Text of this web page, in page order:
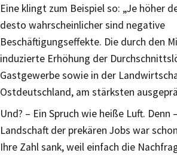
Eine klingt zum Beispiel so: „Je höher
desto wahrscheinlicher sind negative
Beschäftigungseffekte. Die durch den
induzierte Erhöhung der
Gastgewerbe sowie in der
Ostdeutschland, am stärksten
Und? – Ein Spruch wie heiße Luft. Denn
Landschaft der prekären Jobs war
Ihre Zahl sank, weil einfach die